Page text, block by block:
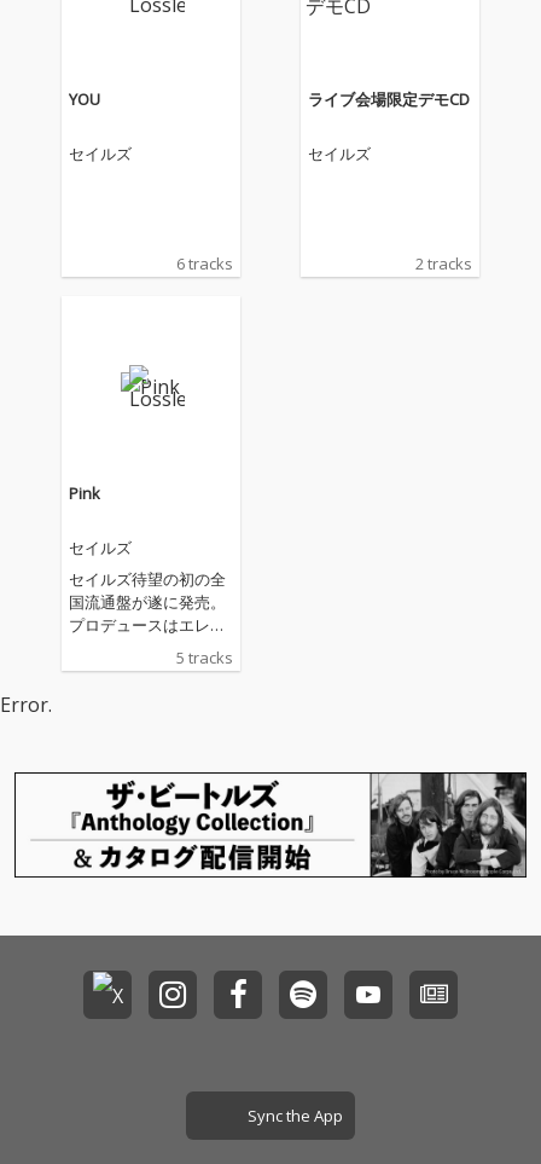
YOU
セイルズ
6 tracks
ライブ会場限定デモCD
セイルズ
2 tracks
Pink
セイルズ
セイルズ待望の初の全
国流通盤が遂に発売。
プロデュースはエレキ
ベース、ゲストに藤野
慶一郎、小泉ヒトシ
を迎え全曲をリアレン
ジ、京都西院のスタジ
オ・ ハナマウイにて新
録した超強力版。
5 tracks
Error.
Sync the App